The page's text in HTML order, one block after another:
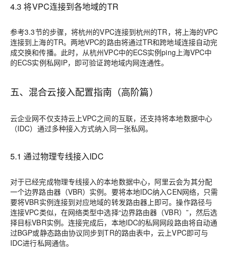
4.3 将VPC连接到各地域的TR
参考3.3节的步骤，将杭州的VPC连接到杭州的TR，将上海的VPC
连接到上海的TR。两地VPC的路由将通过TR和跨地域连接自动完
成交换和传播。此时，从杭州VPC中的ECS实例ping上海VPC中
的ECS实例私网IP，即可验证跨地域内网连通性。
五、混合云接入配置指南（高阶篇）
云企业网不仅支持云上VPC之间的互联，还支持将本地数据中心
（IDC）通过多种接入方式纳入同一张私网。
5.1 通过物理专线接入IDC
对于已经完成物理专线接入的本地数据中心，阿里云会为其分配
一个边界路由器（VBR）实例。要将本地IDC纳入CEN网络，只需
要将VBR实例连接到对应地域的转发路由器上即可。操作路径与
连接VPC类似，在网络类型中选择“边界路由器（VBR）”，然后选
择目标VBR实例。连接完成后，本地IDC的私网网段路由将自动通
过BGP或静态路由协议同步到TR的路由表中，云上VPC即可与
IDC进行私网通信。